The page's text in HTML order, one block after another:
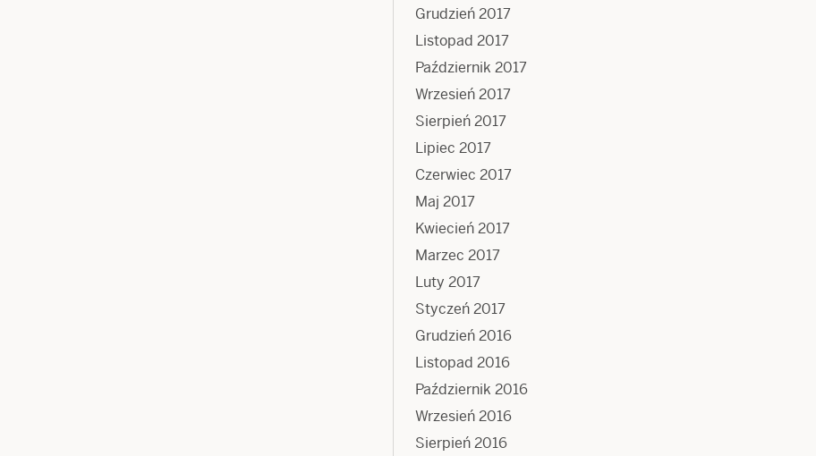
Grudzień 2017
Listopad 2017
Październik 2017
Wrzesień 2017
Sierpień 2017
Lipiec 2017
Czerwiec 2017
Maj 2017
Kwiecień 2017
Marzec 2017
Luty 2017
Styczeń 2017
Grudzień 2016
Listopad 2016
Październik 2016
Wrzesień 2016
Sierpień 2016